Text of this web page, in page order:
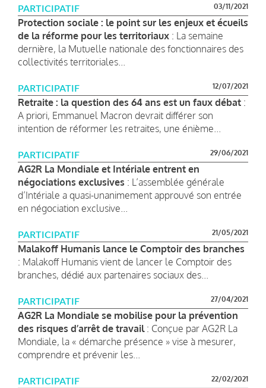
PARTICIPATIF 03/11/2021
Protection sociale : le point sur les enjeux et écueils
de la réforme pour les territoriaux : La semaine
dernière, la Mutuelle nationale des fonctionnaires des
collectivités territoriales...
PARTICIPATIF 12/07/2021
Retraite : la question des 64 ans est un faux débat :
A priori, Emmanuel Macron devrait différer son
intention de réformer les retraites, une énième...
PARTICIPATIF 29/06/2021
AG2R La Mondiale et Intériale entrent en
négociations exclusives : L’assemblée générale
d’Intériale a quasi-unanimement approuvé son entrée
en négociation exclusive...
PARTICIPATIF 21/05/2021
Malakoff Humanis lance le Comptoir des branches
: Malakoff Humanis vient de lancer le Comptoir des
branches, dédié aux partenaires sociaux des...
PARTICIPATIF 27/04/2021
AG2R La Mondiale se mobilise pour la prévention
des risques d’arrêt de travail: Conçue par AG2R La
Mondiale, la « démarche présence » vise à mesurer,
comprendre et prévenir les...
PARTICIPATIF 22/02/2021